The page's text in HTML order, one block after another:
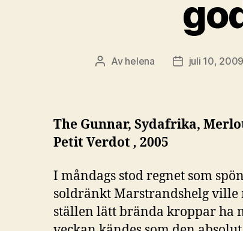
Inläggsförfattare
Av helena Inläggsdatum
juli 10, 2009
The Gunnar, Sydafrika,
Petit Verdot , 2005
I måndags stod regnet som
soldränkt Marstrandshelg ville
ställen lätt brända kroppar ha